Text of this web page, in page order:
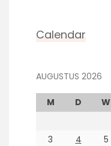
Calendar
AUGUSTUS 2026
M D W
3
4 5